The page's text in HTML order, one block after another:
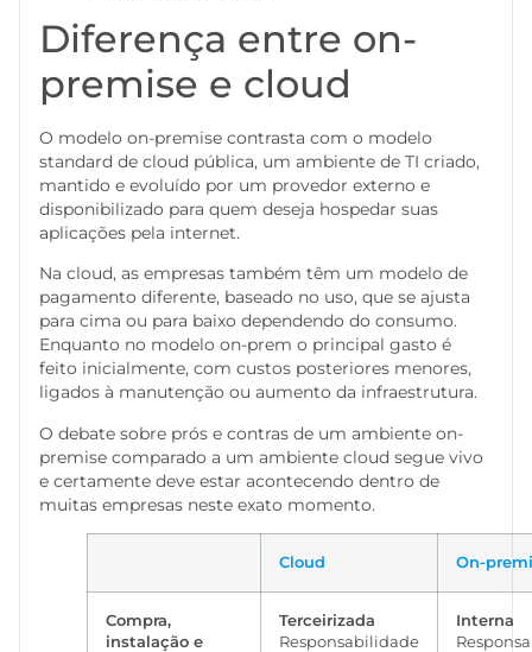
Diferença entre on-
premise e cloud
O modelo on-premise contrasta com o modelo
standard de cloud pública, um ambiente de TI criado,
mantido e evoluído por um provedor externo e
disponibilizado para quem deseja hospedar suas
aplicações pela internet.
Na cloud, as empresas também têm um modelo de
pagamento diferente, baseado no uso, que se ajusta
para cima ou para baixo dependendo do consumo.
Enquanto no modelo on-prem o principal gasto é
feito inicialmente, com custos posteriores menores,
ligados à manutenção ou aumento da infraestrutura.
O debate sobre prós e contras de um ambiente on-
premise comparado a um ambiente cloud segue vivo
e certamente deve estar acontecendo dentro de
muitas empresas neste exato momento.
Cloud On-
Compra,
instalação e
Terceirizada
Responsabilidade
Interna